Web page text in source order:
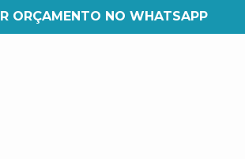
ORÇAMENTO NO WHATSAPP